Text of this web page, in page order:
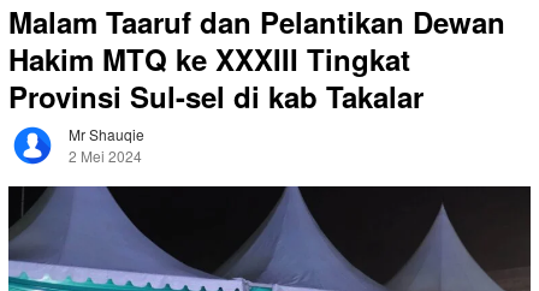
Malam Taaruf dan Pelantikan Dewan
Hakim MTQ ke XXXIII Tingkat
Provinsi Sul-sel di kab Takalar
Mr Shauqie
2 Mei 2024